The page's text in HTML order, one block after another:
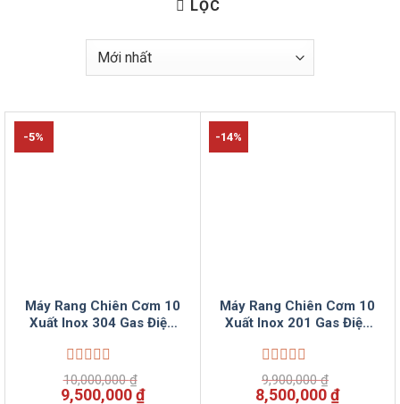
LỌC
-5%
Máy Rang Chiên Cơm 10
Xuất Inox 304 Gas Điện
Được
xếp
10,000,000₫
Giá
9,500,000₫Giá
-14%
Máy Rang Chiên Cơm 10
Xuất Inox 201 Gas Điện
Được
xếp
9,900,000₫
Giá
8,500,000₫Giá